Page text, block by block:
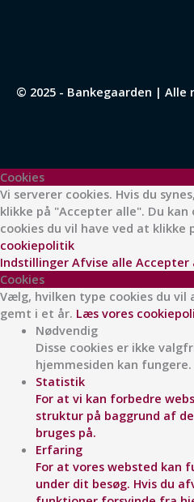
© 2025 - Bankegaarden |
Cookies
Vi serverer cookies. Hvis du
klikke på "Accepter alle". Du
cookies du vil have ved at klikke
cookiepolitik
Indstillinger Afvise alle Accepter
Cookies
Vælg, hvilken type cookies du vil
gemt i et år. Læs vores
Nødvendig
Disse cookies er ikke
hjemmesiden kan fungere.
Statistik
For at vi kan forbedre
struktur på baggrund af
bruges på.
Erfaring
For at vores websted kan
under dit besøg. Hvis du